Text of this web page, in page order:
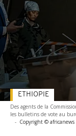
Des agents de la
les bulletins de vote au
- Copyright © africanews
ETHIOPIE